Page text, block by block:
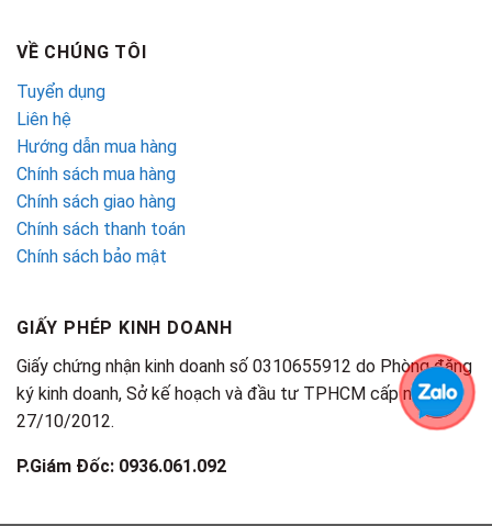
VỀ CHÚNG TÔI
Tuyển dụng
Liên hệ
Hướng dẫn mua hàng
Chính sách mua hàng
Chính sách giao hàng
Chính sách thanh toán
Chính sách bảo mật
GIẤY PHÉP KINH DOANH
Giấy chứng nhận kinh doanh số 0310655912 do Phòng đăng
ký kinh doanh, Sở kế hoạch và đầu tư TPHCM cấp ngày
27/10/2012.
P.Giám Đốc: 0936.061.092